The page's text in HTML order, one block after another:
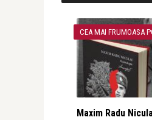
CEA MAI FRUMOASA
Maxim Radu